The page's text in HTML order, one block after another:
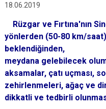
18.06.2019
Rüzgar ve Fırtına'nın
yönlerden (50-80 km/
beklendiğinden,
meydana gelebilecek
aksamalar, çatı uçması,
zehirlenmeleri, ağaç ve
dikkatli ve tedbirli